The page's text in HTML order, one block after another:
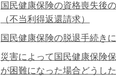
国民健康保険の資格喪失後
（不当利得返還請求）
国民健康保険の脱退手続き
災害によって国民健康保険
が困難になった場合どうし